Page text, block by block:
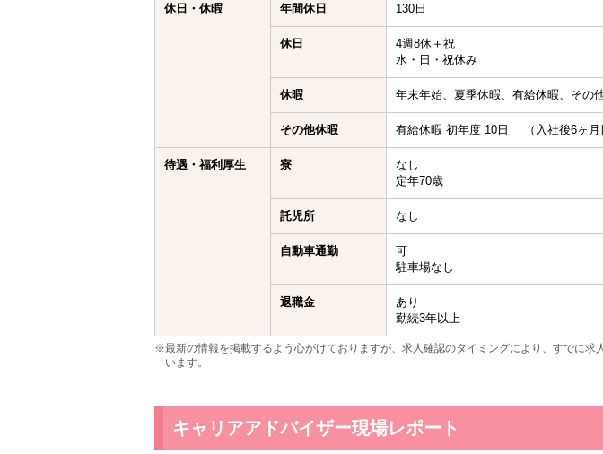
休日・休暇 年間休日 130日
休日
4週8休＋祝
水・日・祝休み
休暇 年末年始、夏季休暇、有給休暇、その
その他休暇 有給休暇 初年度 10日 （入社後6ヶ月
待遇・福利厚生 寮
なし
定年70歳
託児所 なし
自動車通勤
可
駐車場なし
退職金
あり
勤続3年以上
※最新の情報を掲載するよう心がけておりますが、求人確認のタイミングにより、すでに
います。
キャリアアドバイザー現場レポート